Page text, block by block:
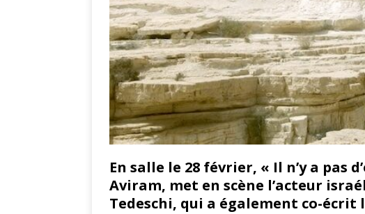
En salle le 28 février, « Il n’y a pas
Aviram, met en scène l’acteur
Tedeschi, qui a également co-écrit